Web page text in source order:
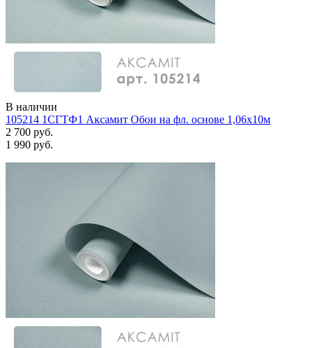
В наличии
105214 1СГТФ1 Аксамит Обои на фл. основе 1,06х10м
2 700 руб.
1 990 руб.